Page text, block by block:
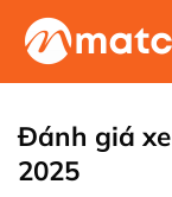
Chuyển
đến
Đánh giá
2025